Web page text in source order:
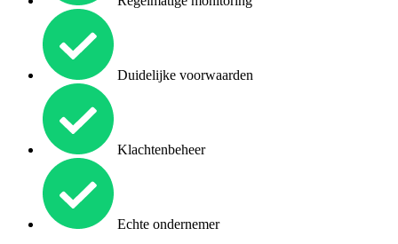
Duidelijke voorwaarden
Klachtenbeheer
Echte ondernemer